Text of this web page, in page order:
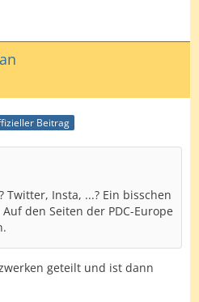
Beitrag
Twitter, Insta, ...? Ein bisschen
den Seiten der PDC-Europe
geteilt und ist dann